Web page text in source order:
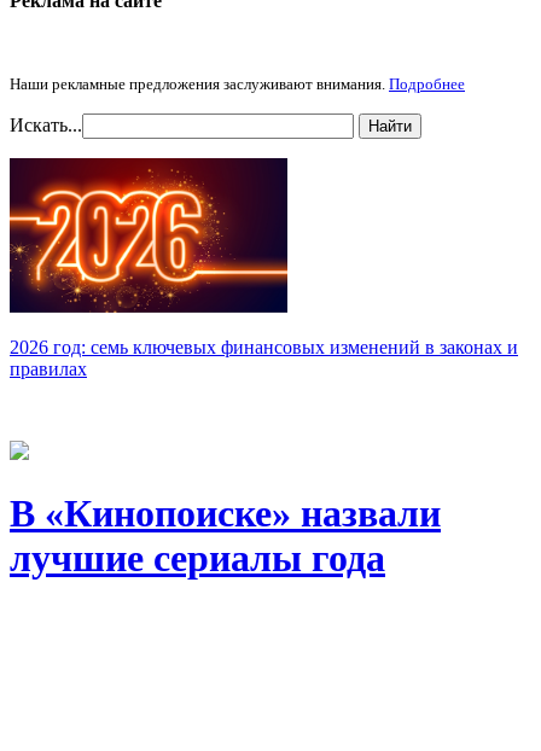
Наши рекламные предложения заслуживают внимания. Подробнее
Искать... Найти
2026 год: семь ключевых финансовых изменений в законах и
правилах
В «Кинопоиске» назвали
лучшие сериалы года